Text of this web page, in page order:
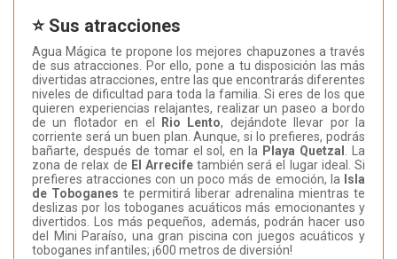
⭐ Sus atracciones
Agua Mágica te propone los mejores chapuzones a través
de sus atracciones. Por ello, pone a tu disposición las más
divertidas atracciones, entre las que encontrarás diferentes
niveles de dificultad para toda la familia. Si eres de los que
quieren experiencias relajantes, realizar un paseo a bordo
de un flotador en el
Rio Lento, dejándote llevar por la
corriente será un buen plan. Aunque, si lo prefieres, podrás
bañarte, después de tomar el sol, en la Playa Quetzal . La
zona de relax de El Arrecifetambién será el lugar ideal. Si
prefieres atracciones con un poco más de emoción, la Isla
de Toboganes te permitirá liberar adrenalina mientras te
deslizas por los toboganes acuáticos más emocionantes y
divertidos. Los más pequeños, además, podrán hacer uso
del Mini Paraíso, una gran piscina con juegos acuáticos y
toboganes infantiles; ¡600 metros de diversión!